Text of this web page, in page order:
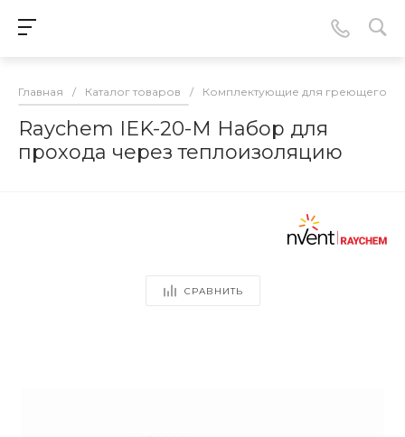
Главная / Каталог товаров / Комплектующие для греющего
Raychem IEK-20-M Набор для
прохода через теплоизоляцию
СРАВНИТЬ